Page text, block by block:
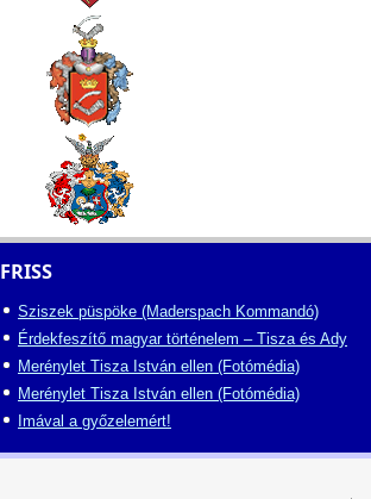
FRISS
Sziszek püspöke (Maderspach Kommandó)
Érdekfeszítő magyar történelem – Tisza és Ady
Merénylet Tisza István ellen (Fotómédia)
Merénylet Tisza István ellen (Fotómédia)
Imával a győzelemért!